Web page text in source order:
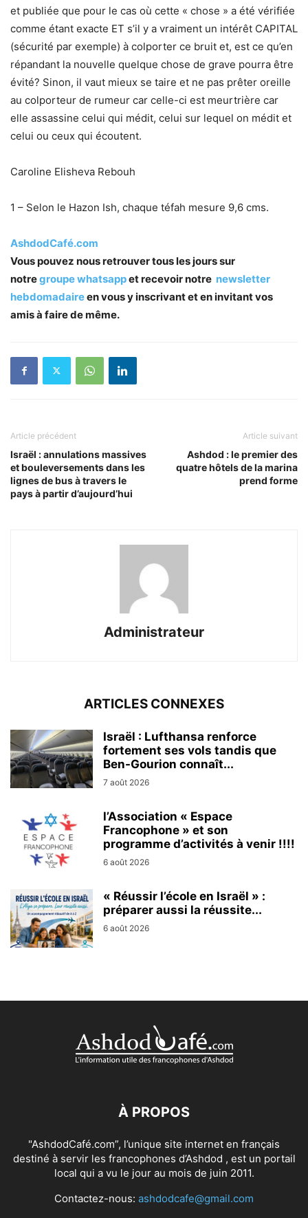
et publiée que pour le cas où cette « chose » a été vérifiée
comme étant exacte ET s’il y a vraiment un intérêt CAPITAL
(sécurité par exemple) à colporter ce bruit et, est ce qu’en
répandant la nouvelle quelque chose de grave pourra être
évité? Sinon, il vaut mieux se taire et ne pas prêter oreille
au colporteur de rumeur car celle-ci est meurtrière car
elle assassine celui qui médit, celui sur lequel on médit et
celui ou ceux qui écoutent.
Caroline Elisheva Rebouh
1 – Selon le Hazon Ish, chaque téfah mesure 9,6 cms.
AshdodCafé.com
Vous pouvez nous retrouver tous les jours sur
notregroupe whatsappet recevoir notre newsletter
hebdomadaireen vous y inscrivant et en invitant vos
amis à faire de même.
Article précédent
Israël : annulations massives
et bouleversements dans les
lignes de bus à travers le
pays à partir d’aujourd’hui
Article suivant
Ashdod : le premier des
quatre hôtels de la marina
prend forme
Administrateur
ARTICLES CONNEXES
Israël : Lufthansa renforce
fortement ses vols tandis que
Ben-Gourion connaît...
7 août 2026
l’Association « Espace
Francophone » et son
programme d’activités à venir !!!!
6 août 2026
« Réussir l’école en Israël » :
préparer aussi la réussite...
6 août 2026
À PROPOS
"AshdodCafé.com”, l’unique site internet en français
destiné à servir les francophones d’Ashdod , est un portail
local qui a vu le jour au mois de juin 2011.
Contactez-nous: ashdodcafe@gmail.com